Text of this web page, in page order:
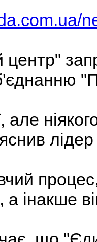
центр"
але
а інакше